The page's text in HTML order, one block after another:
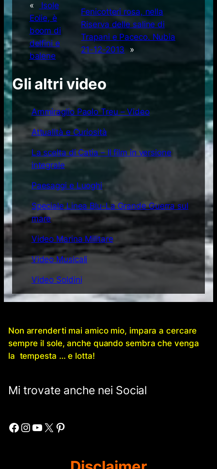
«
Isole
Eolie, è
boom di
delfini e
balene
Fenicotteri rosa, nella
Riserva delle saline di
Trapani e Paceco. Nubia
21-12-2013
»
Gli altri video
Ammiraglio Paolo Treu – Video
Attualità e Curiosità
La scelta di Catia – Il film in versione
integrale
Paesaggi e Luoghi
Speciale Linea Blu-La Grande Guerra sul
mare
Video Marina Militare
Video Musicali
Video Soldini
Non arrenderti mai amico mio, impara a cercare
sempre il sole, anche quando sembra che venga
la tempesta … e lotta!
Mi trovate anche nei Social
Facebook Instagram YouTube X Pinterest